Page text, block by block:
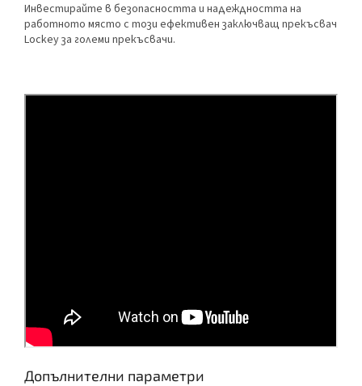
Инвестирайте в безопасността и надеждността на
работното място с този ефективен заключващ прекъсвач
Lockey за големи прекъсвачи.
Допълнителни параметри